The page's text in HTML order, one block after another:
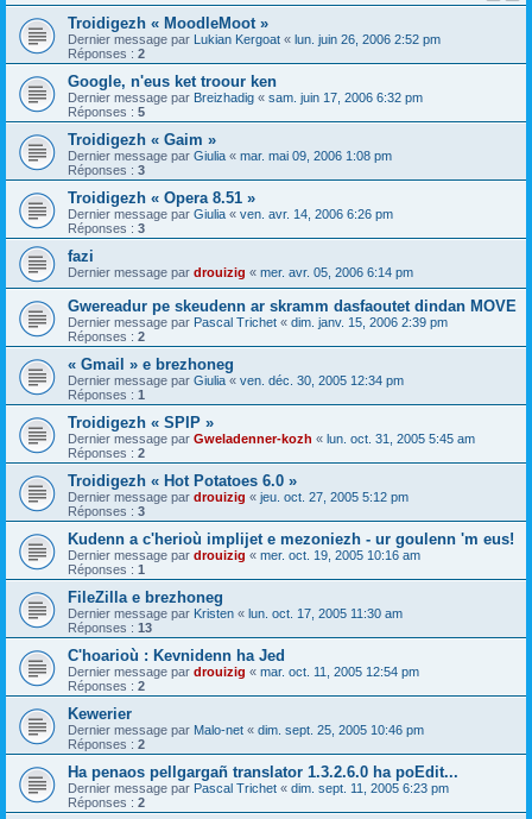
Troidigezh « MoodleMoot »
Dernier message par Lukian Kergoat « lun. juin 26, 2006 2:52 pm
Réponses : 2
Google, n'eus ket troour ken
Dernier message par Breizhadig « sam. juin 17, 2006 6:32 pm
Réponses : 5
Troidigezh « Gaim »
Dernier message par Giulia « mar. mai 09, 2006 1:08 pm
Réponses : 3
Troidigezh « Opera 8.51 »
Dernier message par Giulia « ven. avr. 14, 2006 6:26 pm
Réponses : 3
fazi
Dernier message par drouizig « mer. avr. 05, 2006 6:14 pm
Gwereadur pe skeudenn ar skramm dasfaoutet dindan MOVE
Dernier message par Pascal Trichet « dim. janv. 15, 2006 2:39 pm
Réponses : 2
« Gmail » e brezhoneg
Dernier message par Giulia « ven. déc. 30, 2005 12:34 pm
Réponses : 1
Troidigezh « SPIP »
Dernier message par Gweladenner-kozh « lun. oct. 31, 2005 5:45 am
Réponses : 2
Troidigezh « Hot Potatoes 6.0 »
Dernier message par drouizig « jeu. oct. 27, 2005 5:12 pm
Réponses : 3
Kudenn a c'herioù implijet e mezoniezh - ur goulenn 'm eus!
Dernier message par drouizig « mer. oct. 19, 2005 10:16 am
Réponses : 1
FileZilla e brezhoneg
Dernier message par Kristen « lun. oct. 17, 2005 11:30 am
Réponses : 13
C'hoarioù : Kevnidenn ha Jed
Dernier message par drouizig « mar. oct. 11, 2005 12:54 pm
Réponses : 2
Kewerier
Dernier message par Malo-net « dim. sept. 25, 2005 10:46 pm
Réponses : 2
Ha penaos pellgargañ translator 1.3.2.6.0 ha poEdit...
Dernier message par Pascal Trichet « dim. sept. 11, 2005 6:23 pm
Réponses : 2